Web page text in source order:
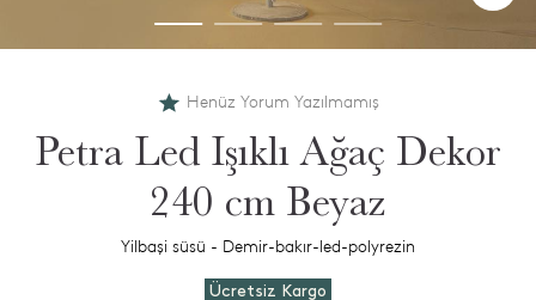
Henüz Yorum Yazılmamış
Petra Led Işıklı Ağaç Dekor
240 cm Beyaz
Yilbaşi süsü - Demir-bakır-led-polyrezin
Ücretsiz Kargo